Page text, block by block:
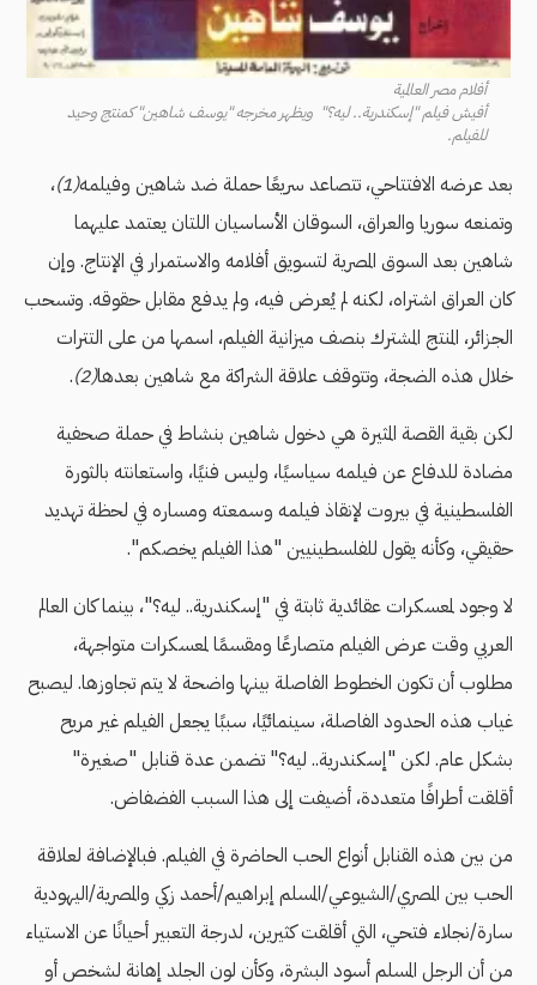
أفلام مصر العالمية
أفيش فيلم "إسكندرية.. ليه؟" ويظهر مخرجه "يوسف شاهين" كمنتج وحيد
للفيلم.
بعد عرضه الافتتاحي، تتصاعد سريعًا حملة ضد شاهين وفيلمه(1)
،
وتمنعه سوريا والعراق، السوقان الأساسيان اللتان يعتمد عليهما
شاهين بعد السوق المصرية لتسويق أفلامه والاستمرار في الإنتاج. وإن
كان العراق اشتراه، لكنه لم يُعرض فيه، ولم يدفع مقابل حقوقه. وتسحب
الجزائر، المنتج المشترك بنصف ميزانية الفيلم، اسمها من على التترات
خلال هذه الضجة، وتتوقف علاقة الشراكة مع شاهين بعدها(2)
.
لكن بقية القصة المثيرة هي دخول شاهين بنشاط في حملة صحفية
مضادة للدفاع عن فيلمه سياسيًا، وليس فنيًا، واستعانته بالثورة
الفلسطينية في بيروت لإنقاذ فيلمه وسمعته ومساره في لحظة تهديد
حقيقي، وكأنه يقول للفلسطينيين "هذا الفيلم يخصكم".
لا وجود لمعسكرات عقائدية ثابتة في "إسكندرية.. ليه؟"، بينما كان العالم
العربي وقت عرض الفيلم متصارعًا ومقسمًا لمعسكرات متواجهة،
مطلوب أن تكون الخطوط الفاصلة بينها واضحة لا يتم تجاوزها. ليصبح
غياب هذه الحدود الفاصلة، سينمائيًا، سببًا يجعل الفيلم غير مريح
بشكل عام. لكن "إسكندرية.. ليه؟" تضمن عدة قنابل "صغيرة"
أقلقت أطرافًا متعددة، أضيفت إلى هذا السبب الفضفاض.
من بين هذه القنابل أنواع الحب الحاضرة في الفيلم. فبالإضافة لعلاقة
الحب بين المصري/الشيوعي/المسلم إبراهيم/أحمد زكي والمصرية/اليهودية
سارة/نجلاء فتحي، التي أقلقت كثيرين، لدرجة التعبير أحيانًا عن الاستياء
من أن الرجل المسلم أسود البشرة، وكأن لون الجلد إهانة لشخص أو